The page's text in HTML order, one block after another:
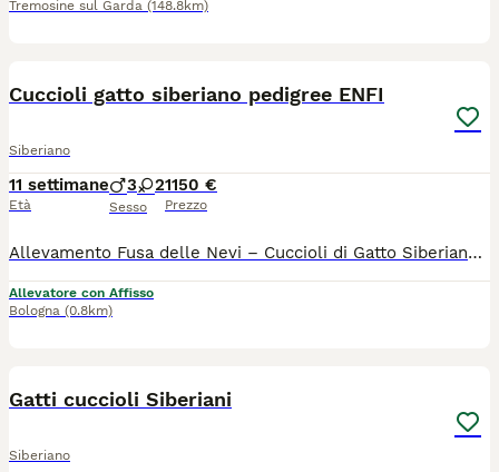
Tremosine sul Garda (148.8km)
Cuccioli gatto siberiano pedigree ENFI
Siberiano
11 settimane
Età
3 2
Sesso
1150 €
Prezzo
Allevamento Fusa delle Nevi – Cuccioli di Gatto Siberiano con Pedigree ENFI ❄️ Con passione e dedizione alleviamo pochi cuccioli all’anno, seguendoli ogni giorno in un ambiente familiare, dove crescono circondati da amore, attenzioni e una corretta socializzazione. 🐾 Sono disponibili 4 splendidi cuccioli di Gatto Siberiano, pronti a raggiungere le loro nuove famiglie tra fine agosto e i primi di settembre. Ogni cucciolo viene affidato con: ✔️ Pedigree ENFI ✔️ Libretto sanitario ✔️ Vaccinazioni e sverminazioni effettuate ✔️ Contratto di cessione ✔️ Garanzie sanitarie - [x] I genitori sono entrambi con pedigree ENFI, testati FIV e FeLV negativi ed esenti da patologie cardiache ereditarie. Sarà possibile venire a conoscere senza alcun impegno i cuccioli, i loro genitori e il nostro allevamento. 📍 Bologna Se non sei della zona contattaci per fare videochiamata 💶 Costo del cucciolo: € 1.150 ℹ️ Una precisazione importante. I nostri cuccioli non sono in regalo né in adozione. La cifra richiesta rappresenta un investimento e riflette il lavoro svolto con serietà e passione: selezione accurata dei riproduttori, controlli sanitari, pedigree ENFI, cure veterinarie, alimentazione di qualità, crescita in ambiente familiare e garanzie sulla salute. Per noi ogni cucciolo è prima di tutto un membro della famiglia e desideriamo affidarlo a persone che comprendano il valore di un allevamento responsabile e l’impegno che comporta accogliere un compagno di vita. Grazie a chi sceglie la qualità, la trasparenza e il benessere dei nostri gatt
Allevatore con Affisso
Bologna (0.8km)
Gatti cuccioli Siberiani
Siberiano